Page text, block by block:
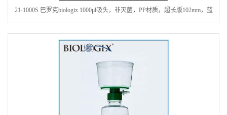
21-1000S 巴罗克biologix 1000μl吸头，非灭菌，PP材质，超长版102mm，蓝
色，带刻度